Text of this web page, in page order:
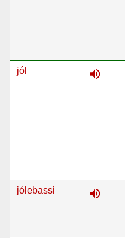
jól volume_up
jólebassi volume_up